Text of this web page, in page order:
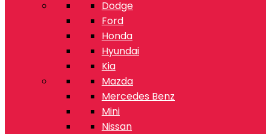
Dodge
Ford
Honda
Hyundai
Kia
Mazda
Mercedes Benz
Mini
Nissan